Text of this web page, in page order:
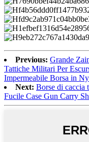
Previous: Grande
Tattiche Militari Per
Impermeabile Borsa in
Next: Borse di
Fucile Case Gun Carry